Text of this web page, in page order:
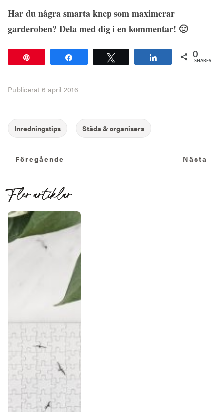
Har du några smarta knep som maximerar
garderoben? Dela med dig i en kommentar! 🙂
Share 0
SHARES
Publicerat 6 april 2016
Föregående
Föregående Nästa
Fler artiklar